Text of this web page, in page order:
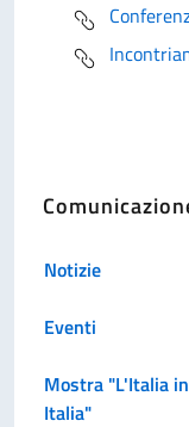
Notizie
Eventi
Mostra "L'Italia
Italia"